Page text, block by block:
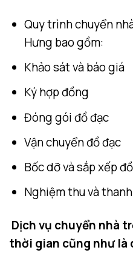
Quy trình chuyển
Hưng bao gồm:
Khảo sát và báo giá
Ký hợp đồng
Đóng gói đồ đạc
Vận chuyển đồ đạc
Bốc dỡ và sắp xếp
Nghiệm thu và
Dịch vụ chuyển nhà
thời gian cũng như là